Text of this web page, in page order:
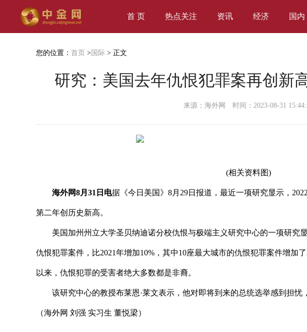
首 页 热点关注 资讯 经济 国内
您的位置： 首页 > 国际 > 正文
研究：美国去年仇恨犯罪案再创新
来源：海外网 时间：2023-08-31
(相关资料图)
海外网8月31日电据《今日美国》8月29日报道，最近一项研究显示，
第二年创历史新高。
美国加州州立大学圣贝纳迪诺分校仇恨与极端主义研究中心的一项研究
仇恨犯罪案件，比2021年增加10%，其中10座最大城市的仇恨犯罪案件增加
以来，仇恨犯罪的受害者绝大多数都是非裔。
该研究中心的教授布莱恩·莱文表示，他对即将到来的总统选举感到担忧
（海外网 刘强 实习生 董悦梁）